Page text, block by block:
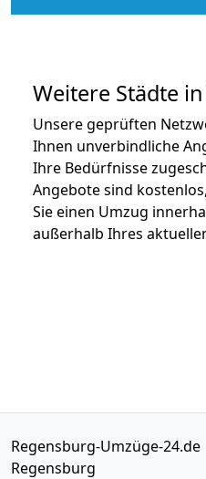
Weitere Städte
Unsere geprüften
Ihnen unverbindliche
Ihre Bedürfnisse
Angebote sind
Sie einen Umzug
außerhalb Ihres
Regensburg-Umzüge-24.de
Regensburg